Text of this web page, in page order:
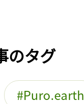
のタグ
Puro.earth